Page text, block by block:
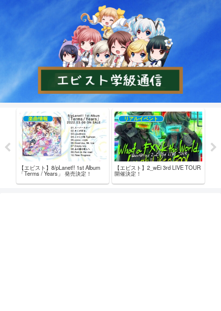
楽曲情報
【エビスト】8/pLanet!! 1st Album
「Terms / Years」 発売決定！
リアルイベント
【エビスト】2_wEi 3rd LIVE TOUR
開催決定！
ト